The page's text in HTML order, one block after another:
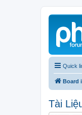
Quick
Board
Tài